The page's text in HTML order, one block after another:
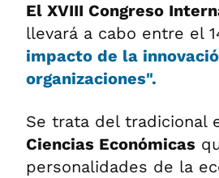
El XVIII Congreso
llevará a cabo entre el
impacto de la
organizaciones".
Se trata del tradicional
Ciencias Económicas
personalidades de la